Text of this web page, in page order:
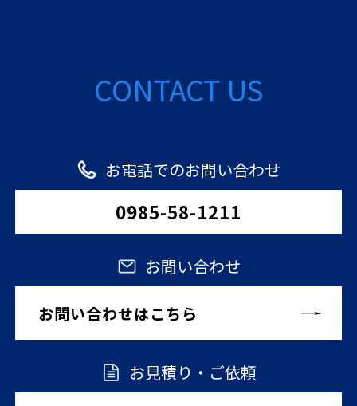
CONTACT US
お電話でのお問い合わせ
0985-58-1211
お問い合わせ
お問い合わせはこちら
お見積り・ご依頼